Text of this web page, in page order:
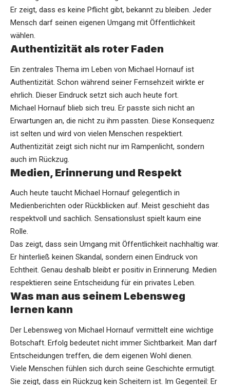
Er zeigt, dass es keine Pflicht gibt, bekannt zu bleiben. Jeder
Mensch darf seinen eigenen Umgang mit Öffentlichkeit
wählen.
Authentizität als roter Faden
Ein zentrales Thema im Leben von Michael Hornauf ist
Authentizität. Schon während seiner Fernsehzeit wirkte er
ehrlich. Dieser Eindruck setzt sich auch heute fort.
Michael Hornauf blieb sich treu. Er passte sich nicht an
Erwartungen an, die nicht zu ihm passten. Diese Konsequenz
ist selten und wird von vielen Menschen respektiert.
Authentizität zeigt sich nicht nur im Rampenlicht, sondern
auch im Rückzug.
Medien, Erinnerung und Respekt
Auch heute taucht Michael Hornauf gelegentlich in
Medienberichten oder Rückblicken auf. Meist geschieht das
respektvoll und sachlich. Sensationslust spielt kaum eine
Rolle.
Das zeigt, dass sein Umgang mit Öffentlichkeit nachhaltig war.
Er hinterließ keinen Skandal, sondern einen Eindruck von
Echtheit. Genau deshalb bleibt er positiv in Erinnerung. Medien
respektieren seine Entscheidung für ein privates Leben.
Was man aus seinem Lebensweg
lernen kann
Der Lebensweg von Michael Hornauf vermittelt eine wichtige
Botschaft. Erfolg bedeutet nicht immer Sichtbarkeit. Man darf
Entscheidungen treffen, die dem eigenen Wohl dienen.
Viele Menschen fühlen sich durch seine Geschichte ermutigt.
Sie zeigt, dass ein Rückzug kein Scheitern ist. Im Gegenteil: Er